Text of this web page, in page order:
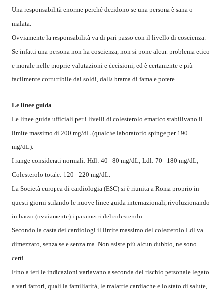
Una responsabilità enorme perché decidono se una persona è sana o
malata.
Ovviamente la responsabilità va di pari passo con il livello di coscienza.
Se infatti una persona non ha coscienza, non si pone alcun problema etico
e morale nelle proprie valutazioni e decisioni, ed è certamente e più
facilmente corruttibile dai soldi, dalla brama di fama e potere.
Le linee guida
Le linee guida ufficiali per i livelli di colesterolo ematico stabilivano il
limite massimo di 200 mg/dL (qualche laboratorio spinge per 190
mg/dL).
I range considerati normali: Hdl: 40 - 80 mg/dL; Ldl: 70 - 180 mg/dL;
Colesterolo totale: 120 - 220 mg/dL.
La Società europea di cardiologia (ESC) si è riunita a Roma proprio in
questi giorni stilando le nuove linee guida internazionali, rivoluzionando
in basso (ovviamente) i parametri del colesterolo.
Secondo la casta dei cardiologi il limite massimo del colesterolo Ldl va
dimezzato, senza se e senza ma. Non esiste più alcun dubbio, ne sono
certi.
Fino a ieri le indicazioni variavano a seconda del rischio personale legato
a vari fattori, quali la familiarità, le malattie cardiache e lo stato di salute,